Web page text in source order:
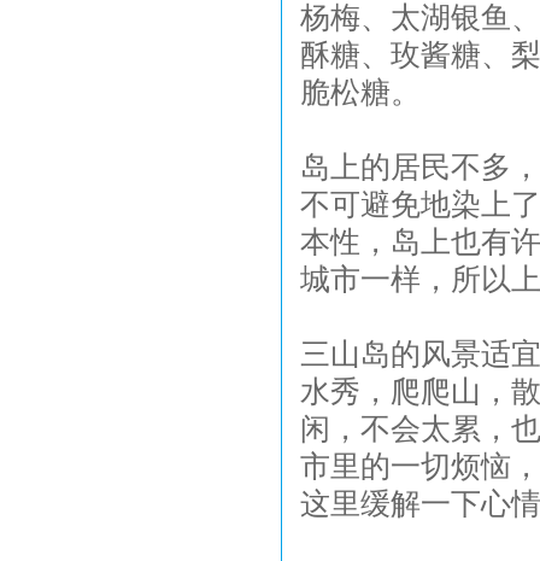
杨梅、太湖银鱼
酥糖、玫酱糖、
脆松糖。
岛上的居民不多
不可避免地染上
本性，岛上也有
城市一样，所以
三山岛的风景适
水秀，爬爬山，
闲，不会太累，
市里的一切烦恼
这里缓解一下心